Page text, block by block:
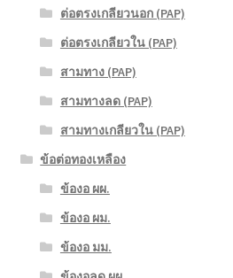
ต่อตรงเกลียวนอก (PAP)
ต่อตรงเกลียวใน (PAP)
สามทาง (PAP)
สามทางลด (PAP)
สามทางเกลียวใน (PAP)
ข้อต่อทองเหลือง
ข้องอ ผผ.
ข้องอ ผม.
ข้องอ มม.